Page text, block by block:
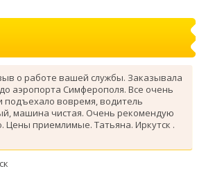
о работе вашей службы. Заказывала
аэропорта Симферополя. Все очень
подъехало вовремя, водитель
машина чистая. Очень рекомендую
приемлимые. Татьяна. Иркутск .